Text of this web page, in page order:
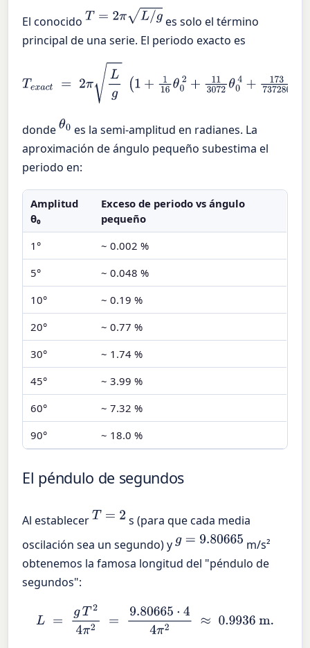
El conocido T= 2π L/g
es solo el término
principal de una serie. El periodo exacto es
+1 16
… )
dondeθ0 es la semi-amplitud en radianes. La
aproximación de ángulo pequeño subestima el
periodo en:
Amplitud
θ₀
Exceso de periodo vs ángulo
pequeño
1°
~ 0.002 %
5°
~ 0.048 %
10°
~ 0.19 %
20°
~ 0.77 %
30°
~ 1.74 %
45°
~ 3.99 %
60°
~ 7.32 %
90°
~ 18.0 %
El péndulo de segundos
Al establecerT= 2
s (para que cada media
oscilación sea un segundo) yg =9.80665
m/s²
obtenemos la famosa longitud del "péndulo de
segundos":
=gT24 9.80665⋅44 π2 0.9936m.